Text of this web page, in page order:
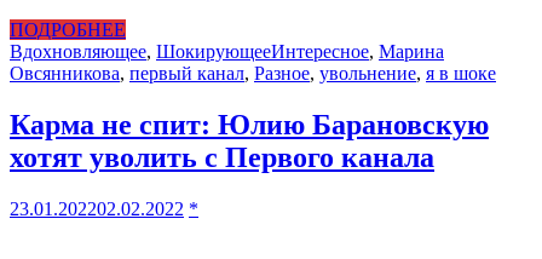
ПОДРОБНЕЕ
Вдохновляющее, ШокирующееИнтересное, Марина
Овсянникова, первый канал, Разное, увольнение, я в шоке
Карма не спит: Юлию Барановскую
хотят уволить с Первого канала
23.01.202202.02.2022 *